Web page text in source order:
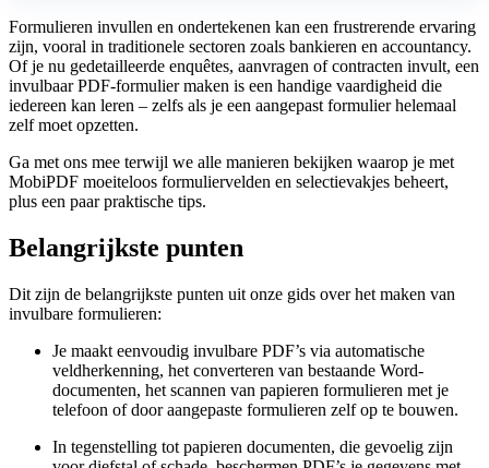
Formulieren invullen en ondertekenen kan een frustrerende ervaring
zijn, vooral in traditionele sectoren zoals bankieren en accountancy.
Of je nu gedetailleerde enquêtes, aanvragen of contracten invult, een
invulbaar PDF-formulier maken is een handige vaardigheid die
iedereen kan leren – zelfs als je een aangepast formulier helemaal
zelf moet opzetten.
Ga met ons mee terwijl we alle manieren bekijken waarop je met
MobiPDF moeiteloos formuliervelden en selectievakjes beheert,
plus een paar praktische tips.
Belangrijkste punten
Dit zijn de belangrijkste punten uit onze gids over het maken van
invulbare formulieren:
Je maakt eenvoudig invulbare PDF’s via automatische
veldherkenning, het converteren van bestaande Word-
documenten, het scannen van papieren formulieren met je
telefoon of door aangepaste formulieren zelf op te bouwen.
In tegenstelling tot papieren documenten, die gevoelig zijn